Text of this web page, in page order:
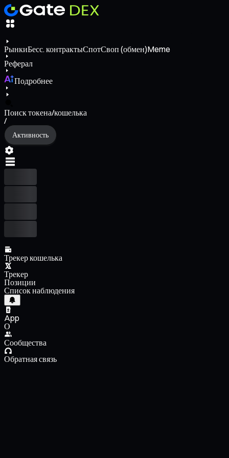
РынкиБесс. контрактыСпотСвоп (обмен)Meme
Реферал
Подробнее
Поиск токена/кошелька
/
Активность
Трекер кошелька
Трекер
Позиции
Список наблюдения
App
О
Сообщества
Обратная связь